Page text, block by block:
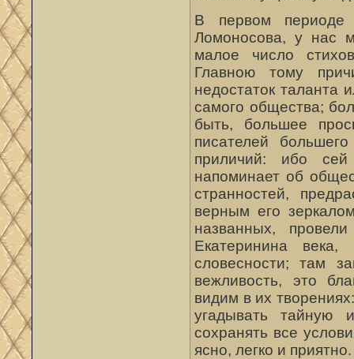
В первом периоде
Ломоносова, у нас
малое число
Главною тому
недостаток таланта
самого общества;
быть, большее
писателей
приличий: ибо сей
напоминает об
странностей,
верным его
названных,
Екатеринина века,
словесности; там
вежливость, это
видим в их
угадывать тайную
сохранять все
ясно, легко и приятно.